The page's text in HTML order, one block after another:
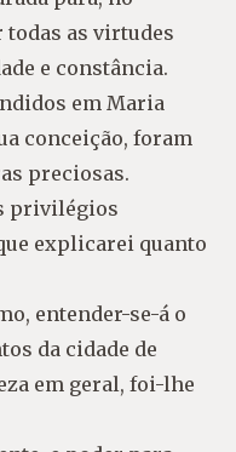
todas as virtudes
e constância.
em Maria
conceição, foram
preciosas.
privilégios
explicarei quanto
entender-se-á o
da cidade de
em geral, foi-lhe